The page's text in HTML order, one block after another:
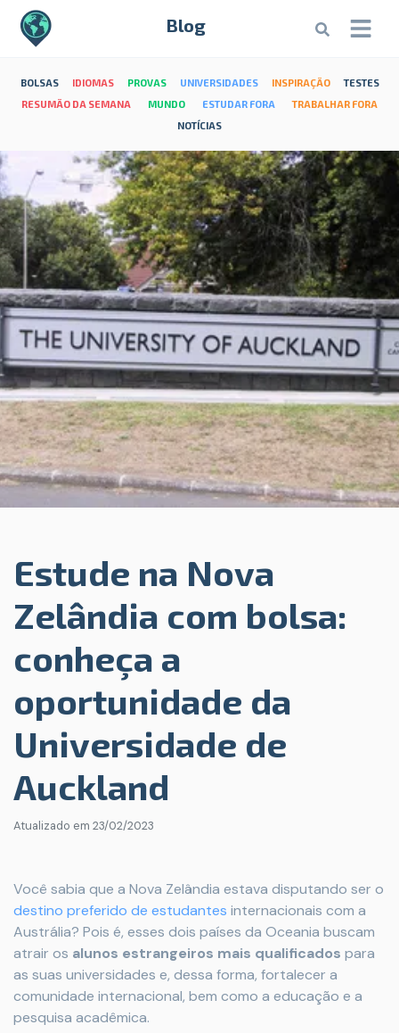
Blog
BOLSAS IDIOMAS PROVAS UNIVERSIDADES INSPIRAÇÃO
TESTES
RESUMÃO DA SEMANA
MUNDO ESTUDAR FORA
TRABALHAR FORA
NOTÍCIAS
Estude na Nova
Zelândia com bolsa:
conheça a
oportunidade da
Universidade de
Auckland
Atualizado em 23/02/2023
Você sabia que a Nova Zelândia estava disputando ser o
destino preferido de estudantes internacionais com a
Austrália? Pois é, esses dois países da Oceania buscam
atrair os alunos estrangeiros mais qualificados para
as suas universidades e, dessa forma, fortalecer a
comunidade internacional, bem como a educação e a
pesquisa acadêmica.